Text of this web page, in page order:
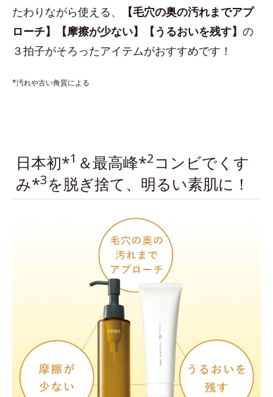
たわりながら使える、
【毛穴の奥の汚れまでアプ
ローチ】【摩擦が少ない】【うるおいを残す】 の
３拍子がそろったアイテムがおすすめです！
*汚れや古い角質による
日本初*1 ＆最高峰*2コンビでくす
み*3を脱ぎ捨て、明るい素肌に！